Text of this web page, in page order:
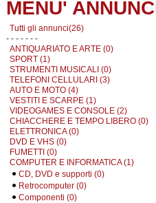
MENU'
Tutti gli annunci(26)
- - - - - - -
ANTIQUARIATO E ARTE (0)
SPORT (1)
STRUMENTI MUSICALI (0)
TELEFONI CELLULARI (3)
AUTO E MOTO (4)
VESTITI E SCARPE (1)
VIDEOGAMES E CONSOLE (2)
CHIACCHERE E TEMPO LIBERO (0)
ELETTRONICA (0)
DVD E VHS (0)
FUMETTI (0)
COMPUTER E INFORMATICA (1)
CD, DVD e supporti (0)
Retrocomputer (0)
Componenti (0)